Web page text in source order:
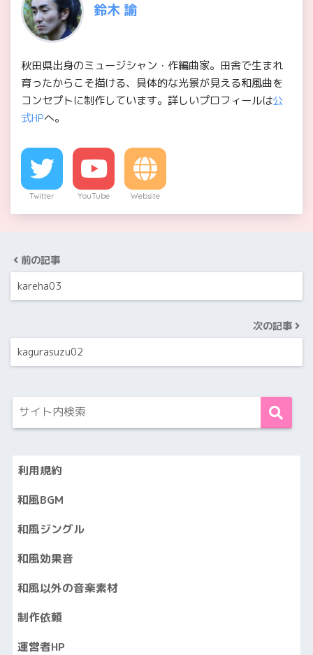
鈴木 諭
秋田県出身のミュージシャン・作編曲家。田舎で生まれ
育ったからこそ描ける、具体的な光景が見える和風曲を
コンセプトに制作しています。詳しいプロフィールは公
式HPへ。
Twitter YouTube Website
前の記事
kareha03
次の記事
kagurasuzu02
利用規約
和風BGM
和風ジングル
和風効果音
和風以外の音楽素材
制作依頼
運営者HP